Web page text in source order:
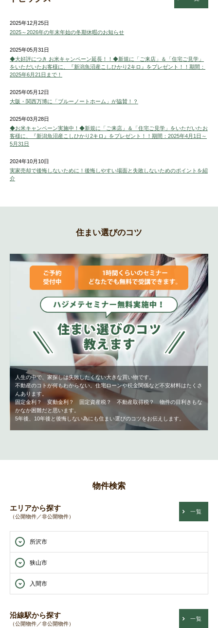
2025年12月25日
2025～2026年の年末年始の冬期休暇のお知らせ
2025年05月31日
◆大好評につき お米キャンペーン延長！！◆新規に「ご来店」＆「住宅ご見学」
をいただいたお客様に、『新潟魚沼産こしひかり2キロ』をプレゼント！！期間：
2025年6月21日まで！
2025年05月12日
大阪・関西万博に「ブルーノートホーム」が協賛！？
2025年03月28日
◆お米キャンペーン実施中！◆新規に「ご来店」＆「住宅ご見学」をいただいたお
客様に、『新潟魚沼産こしひかり2キロ』をプレゼント！！期間：2025年4月1日～
5月31日
2024年10月10日
実家売却で後悔しないために！後悔しやすい場面と失敗しないためのポイントを紹
介
住まい選びのコツ
人生の中で、家探しは失敗したくない大きな買い物です。
不動産のコトが何もわからない。住宅ローンや税金関係など不安材料はたくさ
んあります。
固定金利？ 変動金利？ 固定資産税？ 不動産取得税？ 物件の目利きもな
かなか困難だと思います。
5年後、10年後と後悔しない為にも住まい選びのコツをお伝えします。
物件検索
エリアから探す
（公開物件／非公開物件）
一覧
所沢市
狭山市
入間市
沿線駅から探す
（公開物件／非公開物件）
一覧